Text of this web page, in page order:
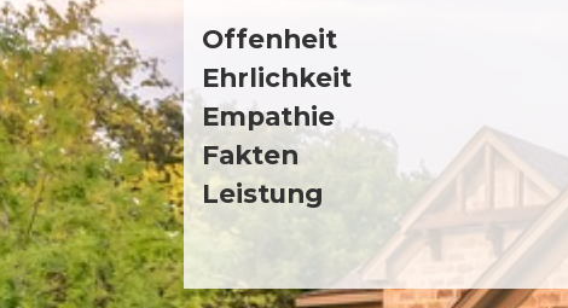
Offenheit
Ehrlichkeit
Empathie
Fakten
Leistung